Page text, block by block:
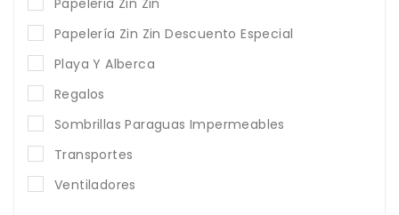
Papelería Zin Zin Descuento Especial
Playa Y Alberca
Regalos
Sombrillas Paraguas Impermeables
Transportes
Ventiladores